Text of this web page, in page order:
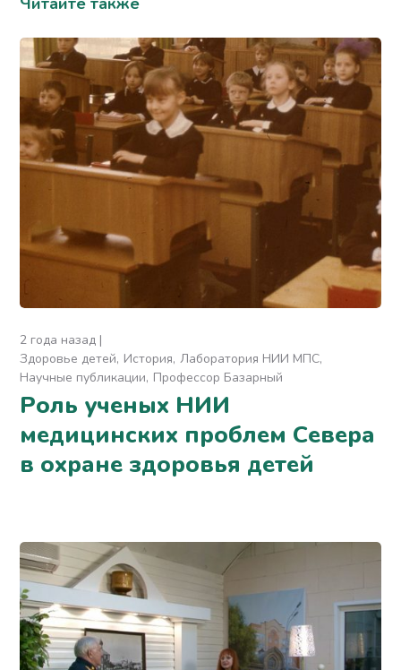
2 года назад
Здоровье детей История Лаборатория НИИ МПС
Научные публикации Профессор Базарный
Роль ученых НИИ
медицинских проблем Севера
в охране здоровья детей